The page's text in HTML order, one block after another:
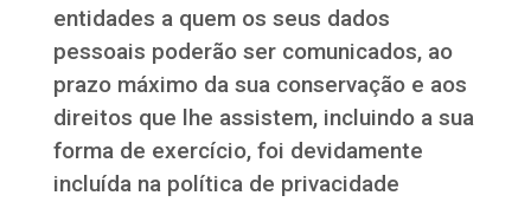
entidades a quem os seus dados
pessoais poderão ser comunicados, ao
prazo máximo da sua conservação e aos
direitos que lhe assistem, incluindo a sua
forma de exercício, foi devidamente
incluída na política de privacidade